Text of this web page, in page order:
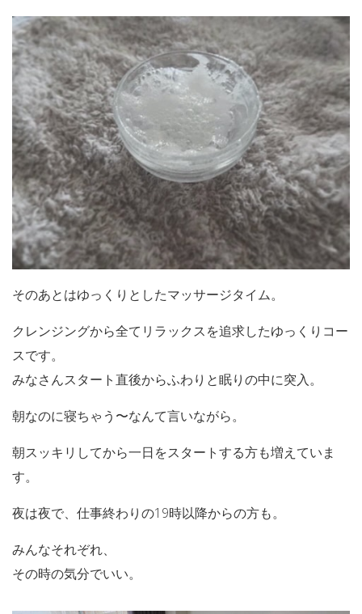
そのあとはゆっくりとしたマッサージタイム。
クレンジングから全てリラックスを追求したゆっくりコー
スです。
みなさんスタート直後からふわりと眠りの中に突入。
朝なのに寝ちゃう〜なんて言いながら。
朝スッキリしてから一日をスタートする方も増えていま
す。
夜は夜で、仕事終わりの19時以降からの方も。
みんなそれぞれ、
その時の気分でいい。